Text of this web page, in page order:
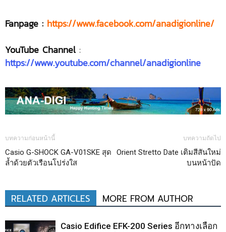
Fanpage : https://www.facebook.com/anadigionline/
YouTube Channel :
https://www.youtube.com/channel/anadigionline
บทความก่อนหน้านี้
Casio G-SHOCK GA-V01SKE สุด
ล้ำด้วยตัวเรือนโปร่งใส
บทความถัดไป
Orient Stretto Date เติมสีสันใหม่
บนหน้าปัด
RELATED ARTICLES MORE FROM AUTHOR
Casio Edifice EFK-200 Series อีกทางเลือก